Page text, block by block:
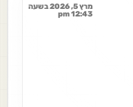
מרץ 5, 2026 בשעה
12:43 pm